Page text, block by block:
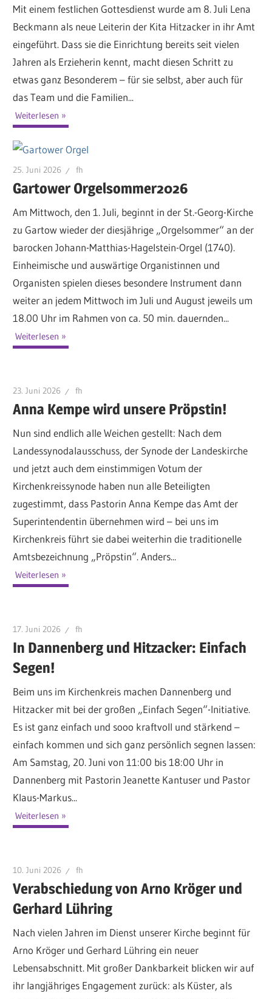
Mit einem festlichen Gottesdienst wurde am 8. Juli Lena
Beckmann als neue Leiterin der Kita Hitzacker in ihr Amt
eingeführt. Dass sie die Einrichtung bereits seit vielen
Jahren als Erzieherin kennt, macht diesen Schritt zu
etwas ganz Besonderem – für sie selbst, aber auch für
das Team und die Familien...
Weiterlesen
25. Juni 2026 fh
Gartower Orgelsommer2026
Am Mittwoch, den 1. Juli, beginnt in der St.-Georg-Kirche
zu Gartow wieder der diesjährige „Orgelsommer“ an der
barocken Johann-Matthias-Hagelstein-Orgel (1740).
Einheimische und auswärtige Organistinnen und
Organisten spielen dieses besondere Instrument dann
weiter an jedem Mittwoch im Juli und August jeweils um
18.00 Uhr im Rahmen von ca. 50 min. dauernden...
Weiterlesen
23. Juni 2026 fh
Anna Kempe wird unsere Pröpstin!
Nun sind endlich alle Weichen gestellt: Nach dem
Landessynodalausschuss, der Synode der Landeskirche
und jetzt auch dem einstimmigen Votum der
Kirchenkreissynode haben nun alle Beteiligten
zugestimmt, dass Pastorin Anna Kempe das Amt der
Superintendentin übernehmen wird – bei uns im
Kirchenkreis führt sie dabei weiterhin die traditionelle
Amtsbezeichnung „Pröpstin“. Anders...
Weiterlesen
17. Juni 2026 fh
In Dannenberg und Hitzacker: Einfach
Segen!
Beim uns im Kirchenkreis machen Dannenberg und
Hitzacker mit bei der großen „Einfach Segen“-Initiative.
Es ist ganz einfach und sooo kraftvoll und stärkend –
einfach kommen und sich ganz persönlich segnen lassen:
Am Samstag, 20. Juni von 11:00 bis 18:00 Uhr in
Dannenberg mit Pastorin Jeanette Kantuser und Pastor
Klaus-Markus...
Weiterlesen
10. Juni 2026 fh
Verabschiedung von Arno Kröger und
Gerhard Lühring
Nach vielen Jahren im Dienst unserer Kirche beginnt für
Arno Kröger und Gerhard Lühring ein neuer
Lebensabschnitt. Mit großer Dankbarkeit blicken wir auf
ihr langjähriges Engagement zurück: als Küster, als